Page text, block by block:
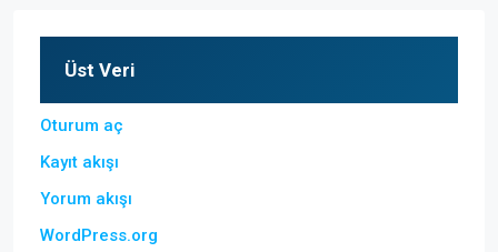
Üst Veri
Oturum aç
Kayıt akışı
Yorum akışı
WordPress.org